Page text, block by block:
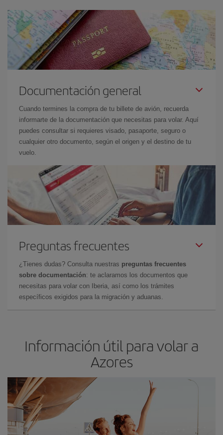
Documentación general
Cuando termines la compra de tu billete de avión, recuerda
informarte de la documentación que necesitas para volar. Aquí
puedes consultar si requieres visado, pasaporte, seguro o
cualquier otro documento, según el origen y el destino de tu
vuelo.
Preguntas frecuentes
¿Tienes dudas? Consulta nuestras preguntas frecuentes
sobre documentación: te aclaramos los documentos que
necesitas para volar con Iberia, así como los trámites
específicos exigidos para la migración y aduanas.
Información útil para volar a
Azores